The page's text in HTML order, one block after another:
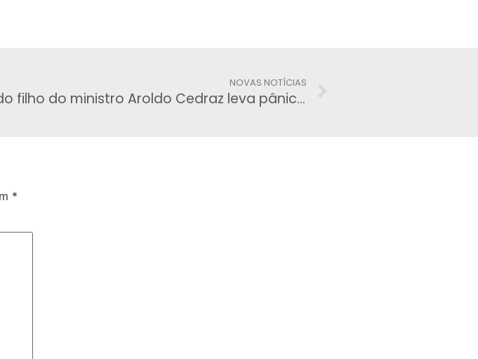
NOVAS NOTÍCIAS
Delação do filho do ministro Aroldo Cedraz leva pânico ao TCU
*